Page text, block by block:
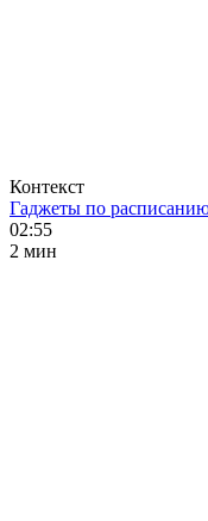
Контекст
Гаджеты по
02:55
2 мин